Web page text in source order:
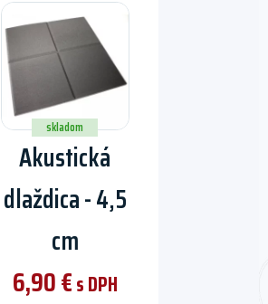
skladom
Akustická
dlaždica - 4,5
cm
6,90€s DPH
This
product
has
multiple
variants.
The
options
may
be
chosen
product